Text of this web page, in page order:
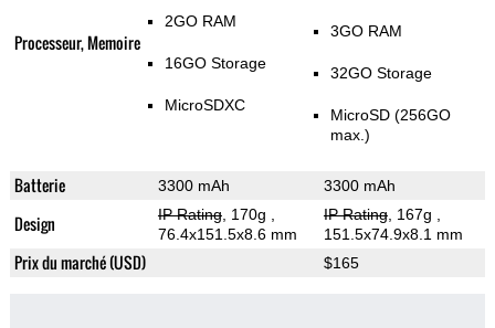
Processeur, Memoire
2GO RAM
16GO Storage
MicroSDXC
3GO RAM
32GO Storage
MicroSD (256GO
max.)
Batterie 3300 mAh 3300 mAh
Design IP Rating, 170g
76.4x151.5x8.6 mm
IP Rating, 167g
151.5x74.9x8.1 mm
Prix du marché (USD) $165